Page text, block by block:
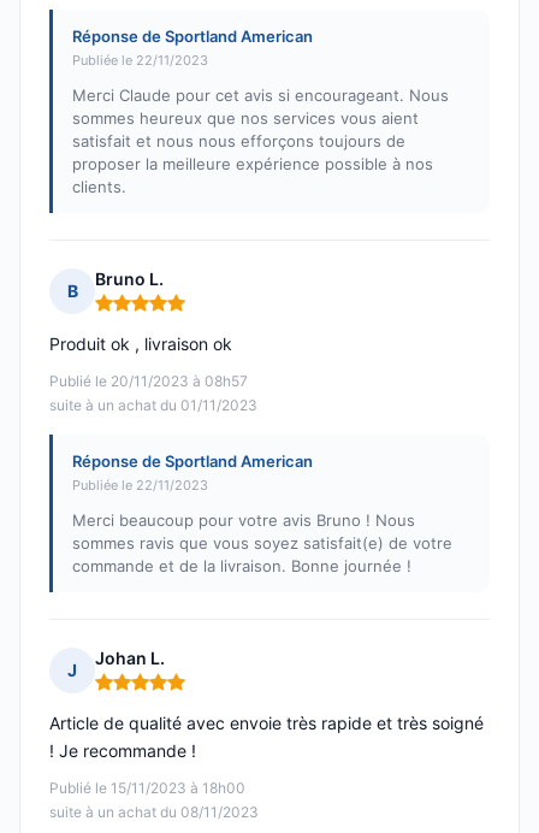
Réponse de Sportland American
Publiée le 22/11/2023
Merci Claude pour cet avis si encourageant. Nous
sommes heureux que nos services vous aient
satisfait et nous nous efforçons toujours de
proposer la meilleure expérience possible à nos
clients.
B
Bruno L.
Note : 5 sur 5
Publié le 20/11/2023 à 08h57
suite à un achat du 01/11/2023
Produit ok , livraison ok
Réponse de Sportland American
Publiée le 22/11/2023
Merci beaucoup pour votre avis Bruno ! Nous
sommes ravis que vous soyez satisfait(e) de votre
commande et de la livraison. Bonne journée !
J
Johan L.
Note : 5 sur 5
Publié le 15/11/2023 à 18h00
suite à un achat du 08/11/2023
Article de qualité avec envoie très rapide et très soigné
! Je recommande !